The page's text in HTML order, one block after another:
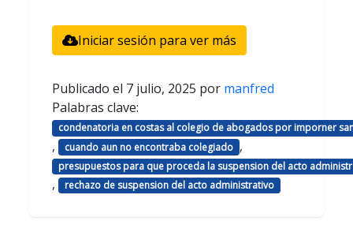
Iniciar sesión para ver más
Publicado el 7 julio, 2025 por manfred
Palabras clave:
condenatoria en costas al colegio de abogados por imporner
, cuando aun no encontraba colegiado ,
presupuestos para que proceda la suspension del acto
, rechazo de suspension del acto administrativo